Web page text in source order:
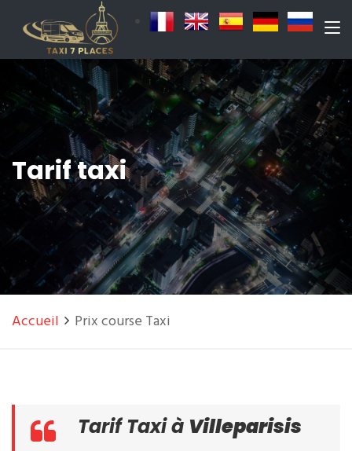
Tarif taxi
Accueil Prix course Taxi
Tarif Taxi à Villeparisis